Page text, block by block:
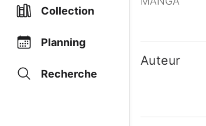
Collection
Planning
Recherche
Auteur